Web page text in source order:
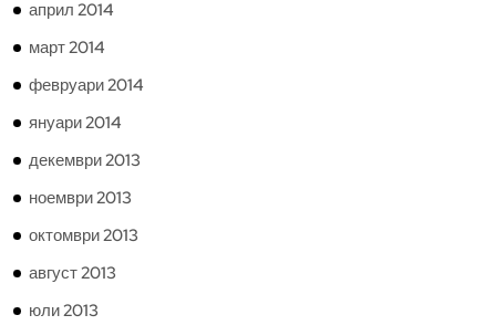
април 2014
март 2014
февруари 2014
януари 2014
декември 2013
ноември 2013
октомври 2013
август 2013
юли 2013